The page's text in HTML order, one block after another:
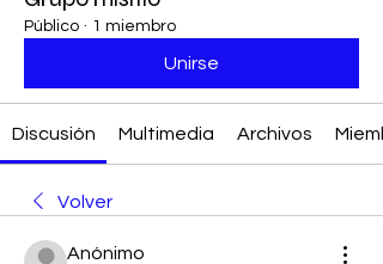
Público · 1 miembro
Unirse
Discusión Multimedia Archivos
Volver
Anónimo